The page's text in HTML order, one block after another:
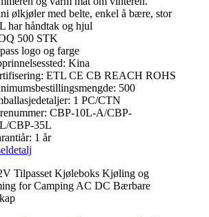
ølkjøler med belte, enkel å bære, stor
har håndtak og hjul
500 STK
logo og farge
Kina
ETL CE CB REACH ROHS
500
1 PC/CTN
CBP-10L-A/CBP-
CBP-35L
1 år
detalj